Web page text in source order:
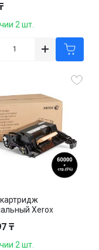
1012/1010,
2 шт.
Xerox
B610DN/B605S/B60
B615X, черный
₸
2 шт.